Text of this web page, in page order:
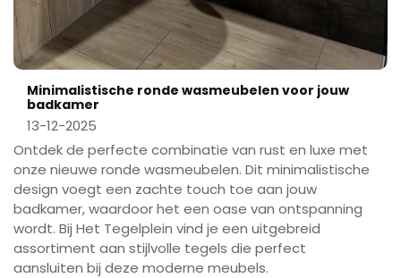
Minimalistische ronde wasmeubelen voor jouw
badkamer
13-12-2025
Ontdek de perfecte combinatie van rust en luxe met
onze nieuwe ronde wasmeubelen. Dit minimalistische
design voegt een zachte touch toe aan jouw
badkamer, waardoor het een oase van ontspanning
wordt. Bij Het Tegelplein vind je een uitgebreid
assortiment aan stijlvolle tegels die perfect
aansluiten bij deze moderne meubels.